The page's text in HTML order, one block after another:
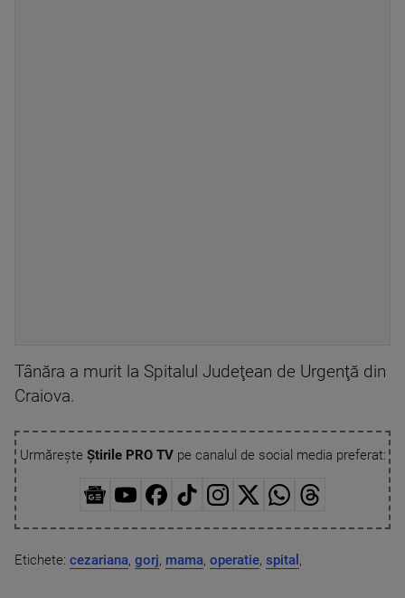
Tânăra a murit la Spitalul Judeţean de Urgenţă din
Craiova.
Urmărește Știrile PRO TVpe canalul de social media preferat:
Etichete: cezariana, gorj, mama, operatie, spital ,